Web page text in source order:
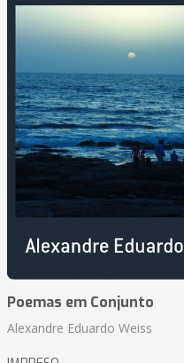
Poemas em Conjunto
Alexandre Eduardo Weiss